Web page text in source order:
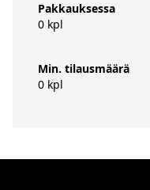
Pakkauksessa
0 kpl
Min. tilausmäärä
0 kpl